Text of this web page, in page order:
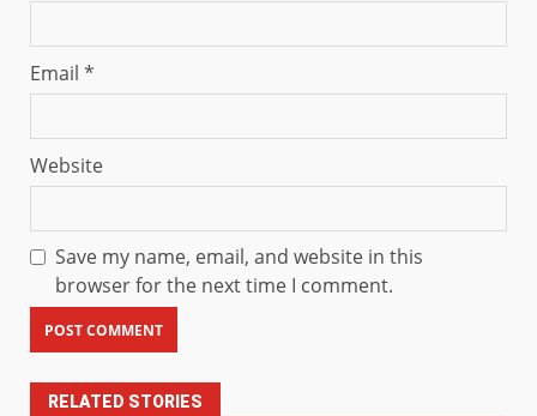
Email *
Website
Save my name, email, and website in this
browser for the next time I comment.
RELATED STORIES